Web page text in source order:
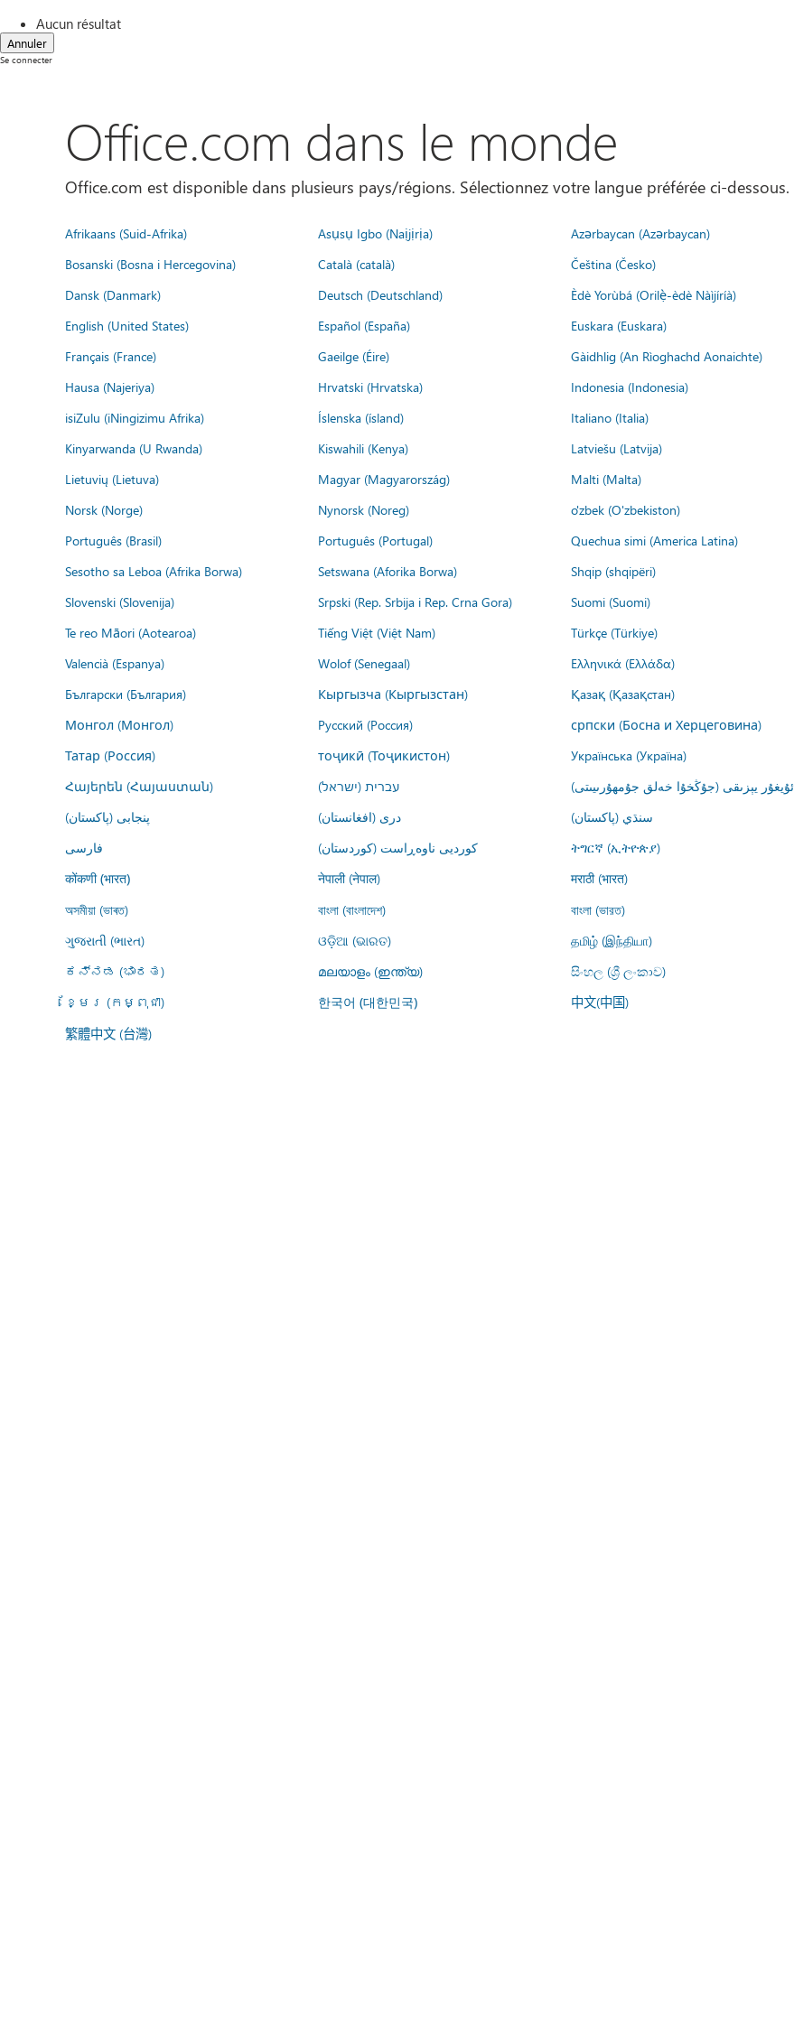
Aucun résultat
Annuler
Se connecter
Office.com dans le monde
Office.com est disponible dans plusieurs pays/régions. Sélectionnez votre langue préférée ci-dessous.
Afrikaans (Suid-Afrika) Asụsụ Igbo (Naịjịrịa) Azərbaycan (Azərbaycan)
Bosanski (Bosna i Hercegovina)
Català (català) Čeština (Česko)
Dansk (Danmark)
Deutsch (Deutschland) Èdè Yorùbá (Orilẹ̀-èdè Nàìjíríà)
English (United States)
Español (España) Euskara (Euskara)
Français (France)
Gaeilge (Éire) Gàidhlig (An Rìoghachd Aonaichte)
Hausa (Najeriya)
Hrvatski (Hrvatska) Indonesia (Indonesia)
isiZulu (iNingizimu Afrika)
Íslenska (ísland) Italiano (Italia)
Kinyarwanda (U Rwanda)
Kiswahili (Kenya) Latviešu (Latvija)
Lietuvių (Lietuva)
Magyar (Magyarország) Malti (Malta)
Norsk (Norge)
Nynorsk (Noreg) o'zbek (O'zbekiston)
Português (Brasil)
Português (Portugal) Quechua simi (America Latina)
Sesotho sa Leboa (Afrika Borwa)
Setswana (Aforika Borwa) Shqip (shqipëri)
Slovenski (Slovenija)
Srpski (Rep. Srbija i Rep. Crna Gora) Suomi (Suomi)
Te reo Māori (Aotearoa)
Tiếng Việt (Việt Nam) Türkçe (Türkiye)
Valencià (Espanya)
Wolof (Senegaal) Ελληνικά (Ελλάδα)
Български (България)
Кыргызча (Кыргызстан) Қазақ (Қазақстан)
Монгол (Монгол)
Русский (Россия) српски (Босна и Херцеговина)
Татар (Россия)
тоҷикӣ (Тоҷикистон) Українська (Україна)
Հայերեն (Հայաստան)
עברית (ישראל) ئۇيغۇر يېزىقى (جۇڭخۇا خەلق جۇمھۇرىيىتى)
پنجابی (پاکستان)
درى (افغانستان) سنڌي (پاکستان)
فارسى
کوردیی ناوەڕاست (کوردستان) ትግርኛ (ኢትዮጵያ)
कोंकणी (भारत) नेपाली (नेपाल) मराठी (भारत)
অসমীয়া (ভাৰত) বাংলা (বাংলাদেশ) বাংলা (ভারত)
ગુજરાતી (ભારત)
ଓଡ଼ିଆ (ଭାରତ) தமிழ் (இந்தியா)
ಕನ್ನಡ (ಭಾರತ)
മലയാളം (ഇന്ത്യ) සිංහල (ශ්‍රී ලංකාව)
ខ្មែរ (កម្ពុជា)
한국어 (대한민국) 中文(中国)
繁體中文 (台灣)